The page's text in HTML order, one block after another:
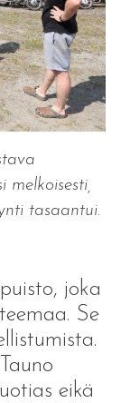
tasaantui.
joka
Se
eikä